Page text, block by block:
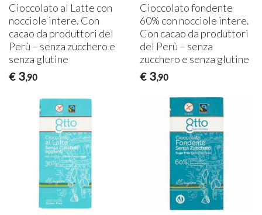
Cioccolato al Latte con
nocciole intere. Con
cacao da produttori del
Perù – senza zucchero e
senza glutine
€ 3,90
Cioccolato fondente
60% con nocciole intere.
Con cacao da produttori
del Perù – senza
zucchero e senza glutine
€ 3,90